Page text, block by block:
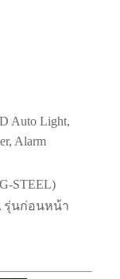
Auto Light,
Alarm
STEEL)
รุ่นก่อนหน้า